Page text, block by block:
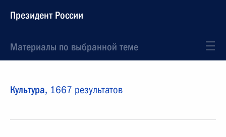
Президент России
Материалы по выбранной теме
Культура, 1667 результатов